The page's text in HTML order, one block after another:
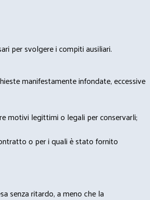
per svolgere i compiti ausiliari.
manifestamente infondate, eccessive
motivi legittimi o legali per conservarli;
o per i quali è stato fornito
senza ritardo, a meno che la